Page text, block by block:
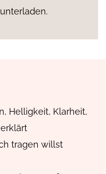
Helligkeit, Klarheit,
tragen willst